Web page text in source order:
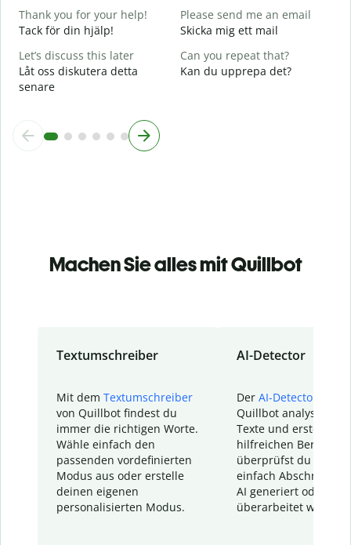
Thank you for your help!
Tack för din hjälp!
Please send me an email
Skicka mig ett mail
Let’s discuss this later
Låt oss diskutera detta
senare
Can you repeat that?
Kan du upprepa det?
Machen Sie alles mit Quillbot
Textumschreiber
Mit dem Textumschreiber
von Quillbot findest du
immer die richtigen Worte.
Wähle einfach den
passenden vordefinierten
Modus aus oder erstelle
deinen eigenen
personalisierten Modus.
AI-Detector
Der AI-Detector
Quillbot analysiert
Texte und erstellt
hilfreichen Bericht.
überprüfst du
einfach Abschnitte,
AI generiert oder
überarbeitet wurden.